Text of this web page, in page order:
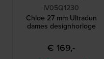
IV05Q1230
Chloe 27 mm Ultradun
dames designhorloge
€ 169,-